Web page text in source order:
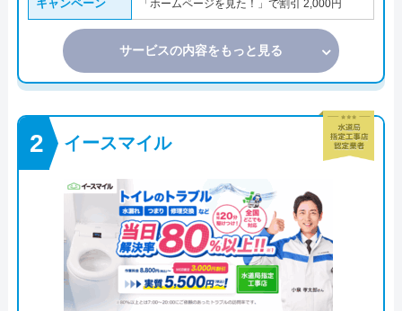
キャンペーン 「ホームページを見た！」で割引 2,000円
サービスの内容をもっと見る
イースマイル